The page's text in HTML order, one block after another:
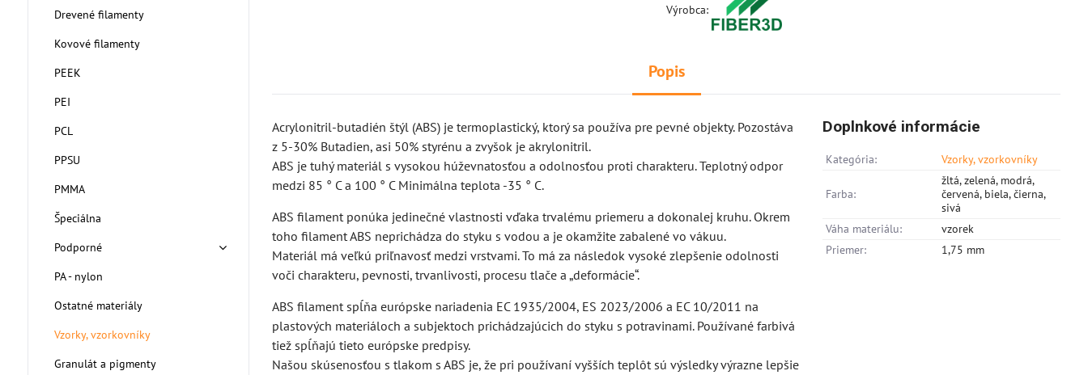
Výrobca:
Popis
Acrylonitril-butadién štýl (ABS) je termoplastický, ktorý sa používa pre pevné objekty. Pozostáva
z 5-30% Butadien, asi 50% styrénu a zvyšok je akrylonitril.
ABS je tuhý materiál s vysokou húževnatosťou a odolnosťou proti charakteru. Teplotný odpor
medzi 85 ° C a 100 ° C Minimálna teplota -35 ° C.
ABS filament ponúka jedinečné vlastnosti vďaka trvalému priemeru a dokonalej kruhu. Okrem
toho filament ABS neprichádza do styku s vodou a je okamžite zabalené vo vákuu.
Materiál má veľkú priľnavosť medzi vrstvami. To má za následok vysoké zlepšenie odolnosti
voči charakteru, pevnosti, trvanlivosti, procesu tlače a „deformácie“.
ABS filament spĺňa európske nariadenia EC 1935/2004, ES 2023/2006 a EC 10/2011 na
plastových materiáloch a subjektoch prichádzajúcich do styku s potravinami. Používané farbivá
tiež spĺňajú tieto európske predpisy.
Našou skúsenosťou s tlakom s ABS je, že pri používaní vyšších teplôt sú výsledky výrazne lepšie
Doplnkové informácie
Kategória: Vzorky, vzorkovníky
Farba:
žltá, zelená, modrá,
červená, biela, čierna,
sivá
Váha materiálu:
vzorek
Priemer:
1,75 mm
Drevené filamenty
Kovové filamenty
PEEK
PEI
PCL
PPSU
PMMA
Špeciálna
Podporné
PA - nylon
Ostatné materiály
Vzorky, vzorkovníky
Granulát a pigmenty